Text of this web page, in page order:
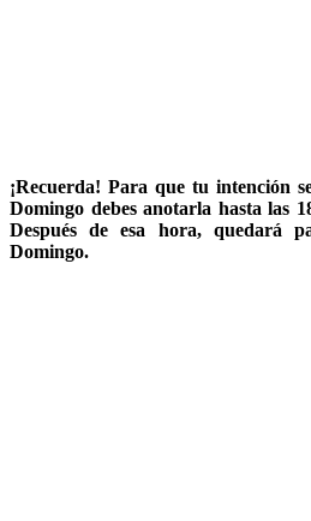
¡Recuerda! Para que tu intención
Domingo debes anotarla hasta las
Después de esa hora, quedará
Domingo.